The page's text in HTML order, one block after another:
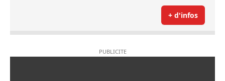
+ d'infos